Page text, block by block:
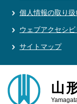
個人情報の取り
ウェブアクセシビ
サイトマップ
山